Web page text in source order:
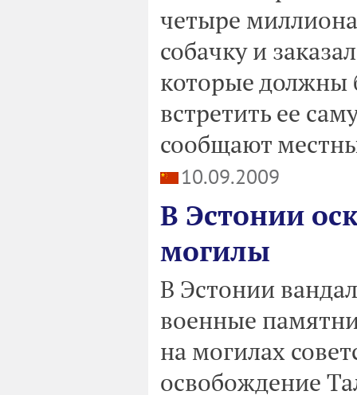
четыре
собачку и
которые должны
встретить ее
сообщают
10.09.2009
В Эстонии
могилы
В Эстонии
военные
на могилах
освобождение